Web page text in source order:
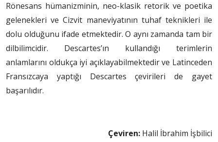
Rönesans hümanizminin, neo-klasik retorik ve poetika
gelenekleri ve Cizvit maneviyatının tuhaf teknikleri ile
dolu olduğunu ifade etmektedir. O aynı zamanda tam bir
dilbilimcidir. Descartes’ın kullandığı terimlerin
anlamlarını oldukça iyi açıklayabilmektedir ve Latinceden
Fransızcaya yaptığı Descartes çevirileri de gayet
başarılıdır.
Çeviren: Halil İbrahim İşbilici